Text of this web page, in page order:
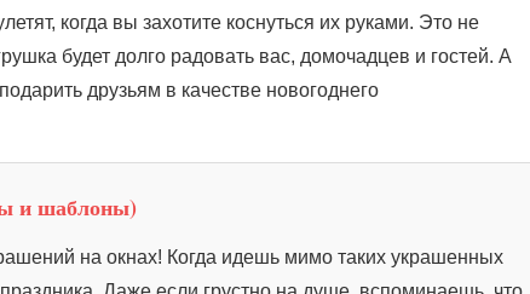
когда вы захотите коснуться их руками. Это не
будет долго радовать вас, домочадцев и гостей. А
друзьям в качестве новогоднего
и шаблоны)
на окнах! Когда идешь мимо таких украшенных